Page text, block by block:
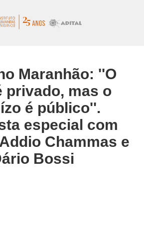
Maranhão: ''O
privado, mas o
é público''.
especial com
Chammas e
Bossi